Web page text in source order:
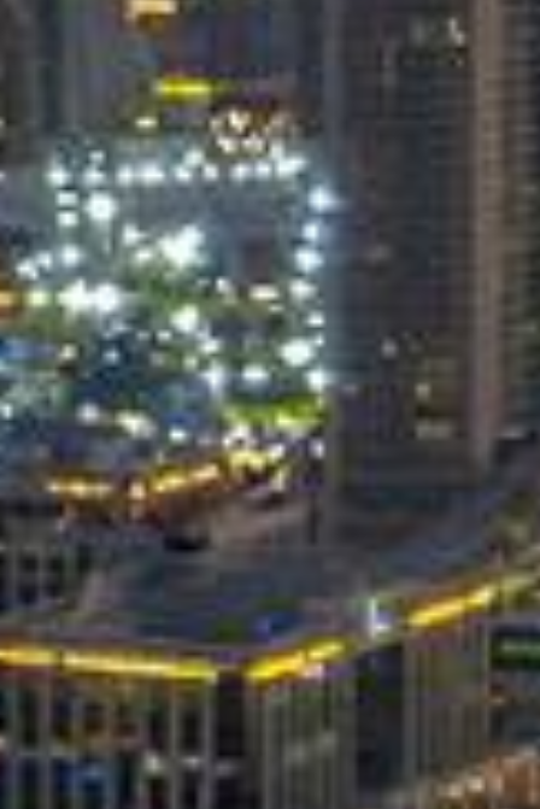
Acheter
Louer
Vendre
Hors Plan